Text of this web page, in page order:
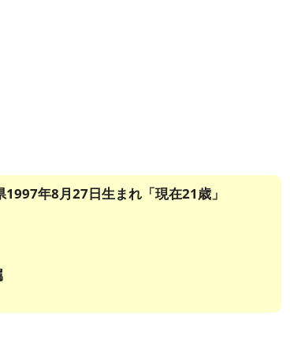
1997年8月27日生まれ「現在21歳」